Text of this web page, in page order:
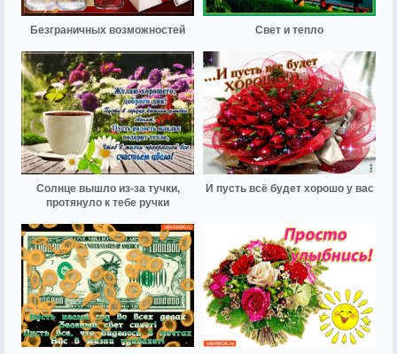
Безграничных возможностей Свет и тепло
Солнце вышло из-за тучки,
протянуло к тебе ручки
И пусть всё будет хорошо у вас